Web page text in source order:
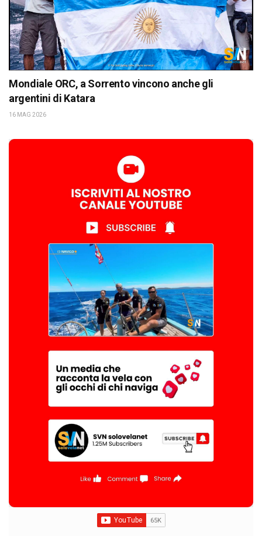
Mondiale ORC, a Sorrento vincono anche gli
argentini di Katara
16 MAG 2026